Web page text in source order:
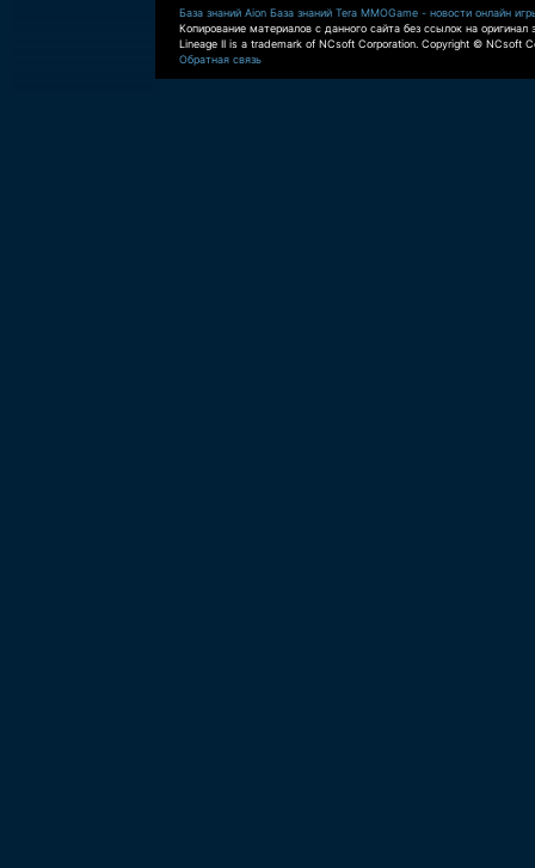
База знаний Aion База знаний Tera MMOGame - новости онлайн
Копирование материалов с данного сайта без ссылок на оригинал
Lineage II is a trademark of NCsoft Corporation. Copyright © NCsoft
Обратная связь